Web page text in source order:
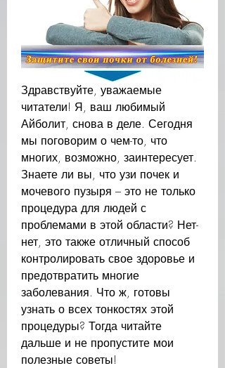
Здравствуйте, уважаемые
читатели! Я, ваш любимый
Айболит, снова в деле. Сегодня
мы поговорим о чем-то, что
многих, возможно, заинтересует.
Знаете ли вы, что узи почек и
мочевого пузыря – это не только
процедура для людей с
проблемами в этой области? Нет-
нет, это также отличный способ
контролировать свое здоровье и
предотвратить многие
заболевания. Что ж, готовы
узнать о всех тонкостях этой
процедуры? Тогда читайте
дальше и не пропустите мои
полезные советы!